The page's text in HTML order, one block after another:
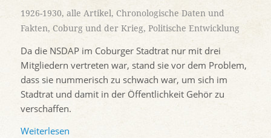
1926-1930, alle Artikel, Chronologische Daten und
Fakten, Coburg und der Krieg, Politische Entwicklung
Da die NSDAP im Coburger Stadtrat nur mit drei
Mitgliedern vertreten war, stand sie vor dem Problem,
dass sie nummerisch zu schwach war, um sich im
Stadtrat und damit in der Öffentlichkeit Gehör zu
verschaffen.
Weiterlesen